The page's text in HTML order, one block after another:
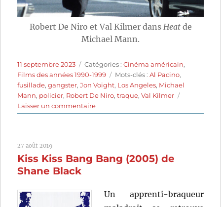
Robert De Niro et Val Kilmer dans Heatde
Michael Mann.
Publié
le
11 septembre 2023 Catégories
Catégories :Cinéma américain,
Films des années 1990-1999
Étiquettes
Mots-clés :Al Pacino,
fusillade,gangster,Jon Voight, Los Angeles, Michael
Mann, policier, Robert De Niro,traque,Val Kilmer
Laisser un commentairesur
Heat
Mann
27 août 2019
Kiss Kiss Bang Bang (2005) de
Shane Black
Un apprenti-braqueur